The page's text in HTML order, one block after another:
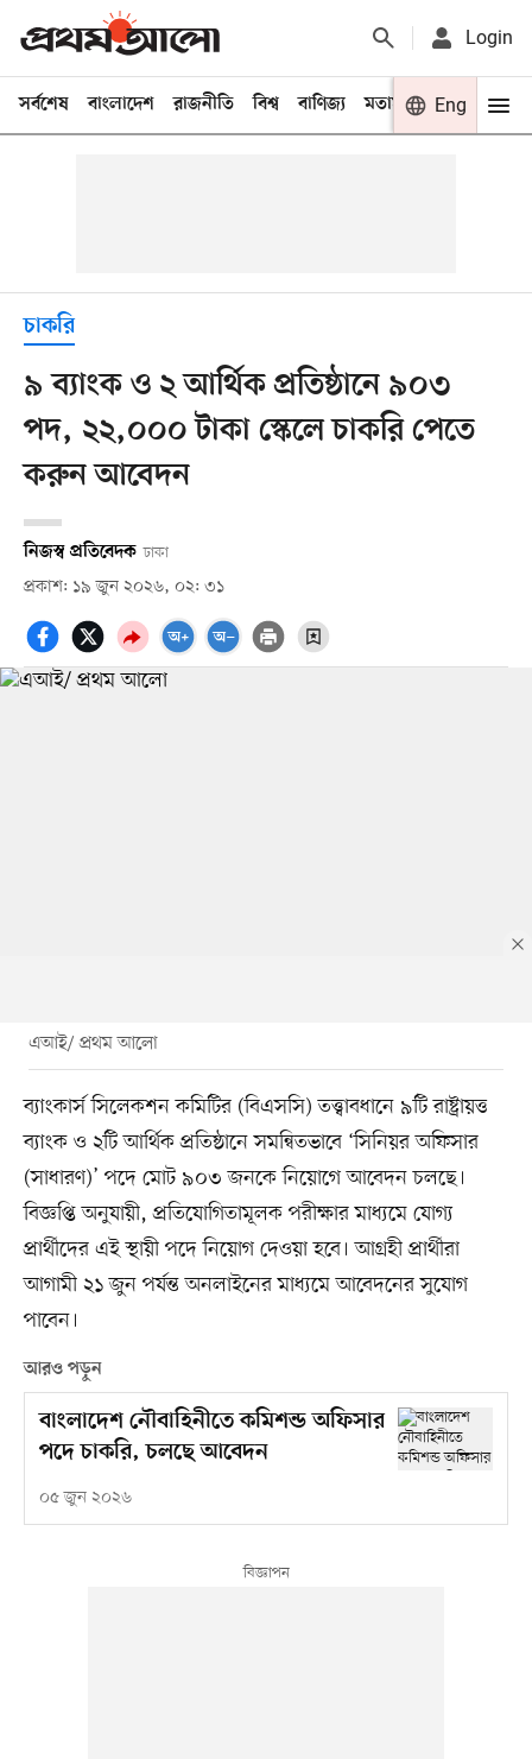
Login
সর্বশেষ বাংলাদেশ রাজনীতি বিশ্ব বাণিজ্য মতামত খেলা
Eng
চাকরি
৯ ব্যাংক ও ২ আর্থিক প্রতিষ্ঠানে ৯০৩
পদ, ২২,০০০ টাকা স্কেলে চাকরি পেতে
করুন আবেদন
নিজস্ব প্রতিবেদক ঢাকা
প্রকাশ: ১৯ জুন ২০২৬, ০২: ৩১
এআই/ প্রথম আলো
ব্যাংকার্স সিলেকশন কমিটির (বিএসসি) তত্ত্বাবধানে ৯টি রাষ্ট্রায়ত্ত
ব্যাংক ও ২টি আর্থিক প্রতিষ্ঠানে সমন্বিতভাবে ‘সিনিয়র অফিসার
(সাধারণ)’ পদে মোট ৯০৩ জনকে নিয়োগে আবেদন চলছে।
বিজ্ঞপ্তি অনুযায়ী, প্রতিযোগিতামূলক পরীক্ষার মাধ্যমে যোগ্য
প্রার্থীদের এই স্থায়ী পদে নিয়োগ দেওয়া হবে। আগ্রহী প্রার্থীরা
আগামী ২১ জুন পর্যন্ত অনলাইনের মাধ্যমে আবেদনের সুযোগ
পাবেন।
আরও পড়ুন
বাংলাদেশ নৌবাহিনীতে কমিশন্ড অফিসার
পদে চাকরি, চলছে আবেদন
০৫ জুন ২০২৬